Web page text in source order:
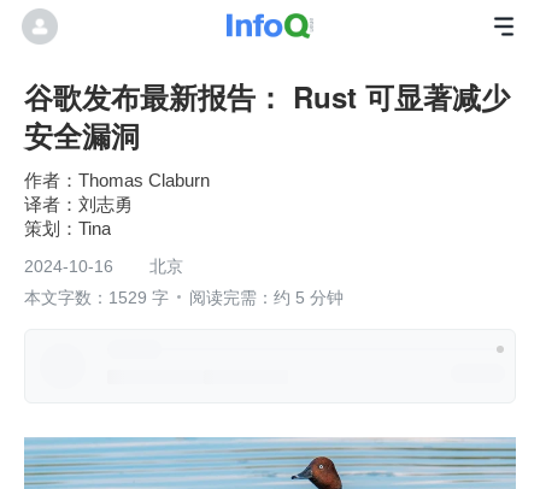
谷歌发布最新报告： Rust 可显著减少
安全漏洞
Thomas Claburn
刘志勇
Tina
2024-10-16
北京
本文字数：1529 字
阅读完需：约 5 分钟